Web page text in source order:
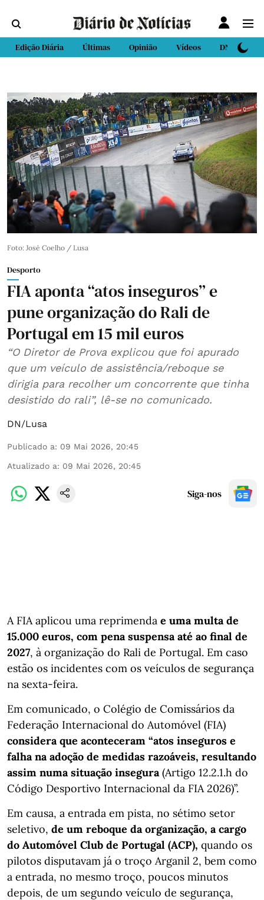
Edição Diária Últimas Opinião Vídeos DN Sport
Foto: José Coelho / Lusa
Desporto
FIA aponta “atos inseguros” e
pune organização do Rali de
Portugal em 15 mil euros
“O Diretor de Prova explicou que foi apurado
que um veículo de assistência/reboque se
dirigia para recolher um concorrente que tinha
desistido do rali”, lê-se no comunicado.
DN/Lusa
Publicado a: 09 Mai 2026, 20:45
Atualizado a: 09 Mai 2026, 20:45
Siga-nos
A FIA aplicou uma reprimenda e uma multa de
15.000 euros, com pena suspensa até ao final de
2027, à organização do Rali de Portugal. Em caso
estão os incidentes com os veículos de segurança
na sexta-feira.
Em comunicado, o Colégio de Comissários da
Federação Internacional do Automóvel (FIA)
considera que aconteceram “atos inseguros e
falha na adoção de medidas razoáveis, resultando
assim numa situação insegura (Artigo 12.2.1.h do
Código Desportivo Internacional da FIA 2026)”.
Em causa, a entrada em pista, no sétimo setor
seletivo, de um reboque da organização, a cargo
do Automóvel Club de Portugal (ACP), quando os
pilotos disputavam já o troço Arganil 2, bem como
a entrada, no mesmo troço, poucos minutos
depois, de um segundo veículo de segurança,